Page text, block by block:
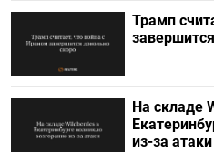
Трамп
На складе
из-за атаки